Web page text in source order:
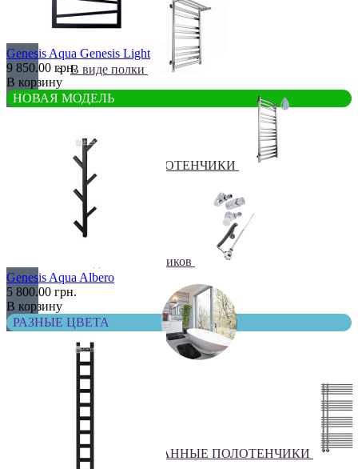
В виде полки
ВОДЯНЫЕ ПОЛОТЕНЧИКИ
Все для полотенчиков
ДЛЯ ВАННОЙ
КОМБИНИРОВАННЫЕ ПОЛОТЕНЧИКИ
Genesis Aqua Genesis Light
9 850.00 грн.
В корзину
НОВАЯ МОДЕЛЬ
Genesis Aqua Albero
5 800.00 грн.
В корзину
РАЗНЫЕ ЦВЕТА